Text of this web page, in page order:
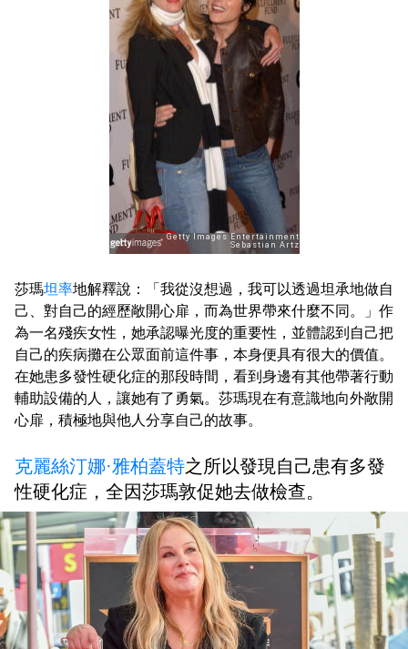
莎瑪坦率地解釋說：「我從沒想過，我可以透過坦承地做自
己、對自己的經歷敞開心扉，而為世界帶來什麼不同。」作
為一名殘疾女性，她承認曝光度的重要性，並體認到自己把
自己的疾病攤在公眾面前這件事，本身便具有很大的價值。
在她患多發性硬化症的那段時間，看到身邊有其他帶著行動
輔助設備的人，讓她有了勇氣。莎瑪現在有意識地向外敞開
心扉，積極地與他人分享自己的故事。
克麗絲汀娜·雅柏蓋特之所以發現自己患有多發
性硬化症，全因莎瑪敦促她去做檢查。